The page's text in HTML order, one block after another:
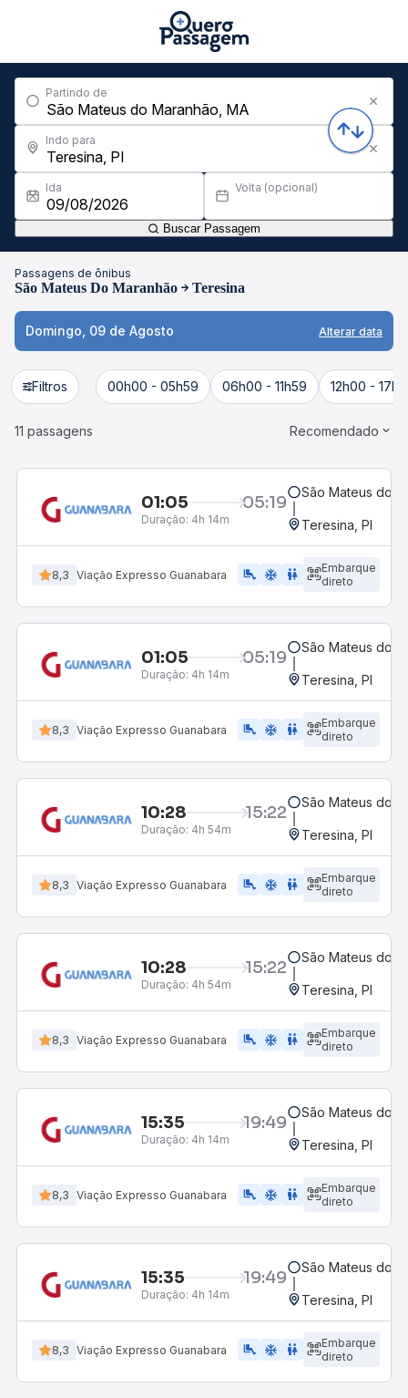
Partindo de
Indo para
Ida Volta (opcional)
Buscar Passagem
Passagens de ônibus
São Mateus Do Maranhão Teresina
Domingo, 09 de Agosto Alterar data
Filtros 00h00 - 05h59 06h00 - 11h59 12h00 -
11 passagens Recomendado
01:05 05:19
Duração: 4h 14m
São Mateus do
Teresina, PI
8,3 Viação Expresso Guanabara airline_seat_legroom_extra ac_unit WC
Embarque
direto
01:05 05:19
Duração: 4h 14m
São Mateus do
Teresina, PI
8,3 Viação Expresso Guanabara airline_seat_legroom_extra ac_unit wc
Embarque
direto
10:28 15:22
Duração: 4h 54m
São Mateus do
Teresina, PI
8,3 Viação Expresso Guanabara airline_seat_legroom_extra ac_unit WC
Embarque
direto
10:28 15:22
Duração: 4h 54m
São Mateus do
Teresina, PI
8,3 Viação Expresso Guanabara airline_seat_legroom_extra ac_unit wc
Embarque
direto
15:35 19:49
Duração: 4h 14m
São Mateus do
Teresina, PI
8,3 Viação Expresso Guanabara airline_seat_legroom_extra ac_unit wc
Embarque
direto
15:35 19:49
Duração: 4h 14m
São Mateus do
Teresina, PI
8,3 Viação Expresso Guanabara airline_seat_legroom_extra ac_unit wc
Embarque
direto